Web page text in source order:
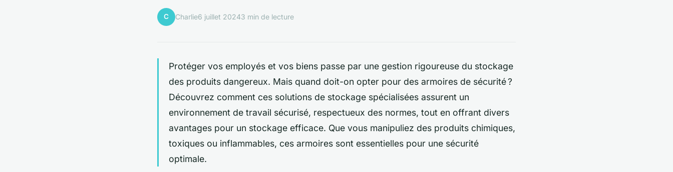
C Charlie6 juillet 20243 min de lecture
Protéger vos employés et vos biens passe par une gestion rigoureuse du stockage
des produits dangereux. Mais quand doit-on opter pour des armoires de sécurité ?
Découvrez comment ces solutions de stockage spécialisées assurent un
environnement de travail sécurisé, respectueux des normes, tout en offrant divers
avantages pour un stockage efficace. Que vous manipuliez des produits chimiques,
toxiques ou inflammables, ces armoires sont essentielles pour une sécurité
optimale.